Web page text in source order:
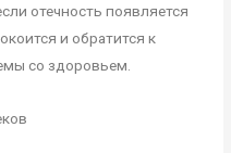
отечность появляется
и обратится к
со здоровьем.